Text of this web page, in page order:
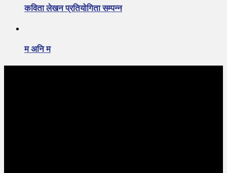
कविता लेखन प्रतियोगिता सम्पन्न
म अनि म